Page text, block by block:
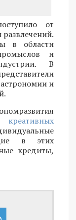
от
в области
и
В
и
креативных
в этих
кредиты,